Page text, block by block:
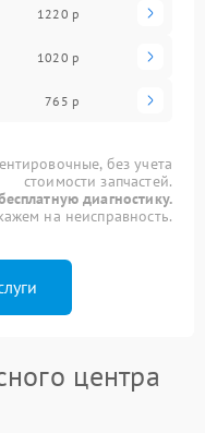
1220 р
1020 р
765 р
без учета
стоимости запчастей.
диагностику.
на неисправность.
центра